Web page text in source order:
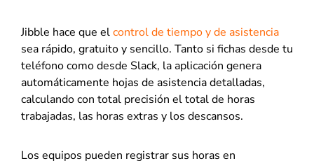
Jibble hace que elcontrol de tiempo y de asistencia
sea rápido, gratuito y sencillo. Tanto si fichas desde tu
teléfono como desde Slack, la aplicación genera
automáticamente hojas de asistencia detalladas,
calculando con total precisión el total de horas
trabajadas, las horas extras y los descansos.
Los equipos pueden registrar sus horas en